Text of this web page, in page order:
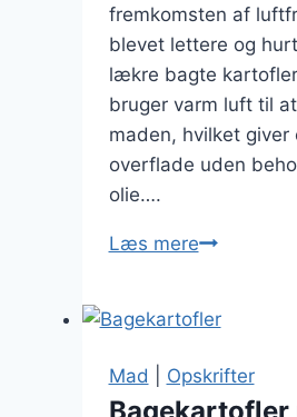
fremkomsten af
blevet lettere og
lækre bagte
bruger varm luft til
maden, hvilket giver
overflade uden
olie….
Læs mereBagte
luftfryer
kort
Mad Opskrifter
Bagekartofler